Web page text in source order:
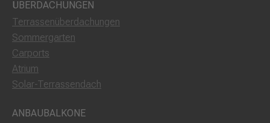
ÜBERDACHUNGEN
Terrassenüberdachungen
Sommergarten
Carports
Atrium
Solar-Terrassendach
ANBAUBALKONE